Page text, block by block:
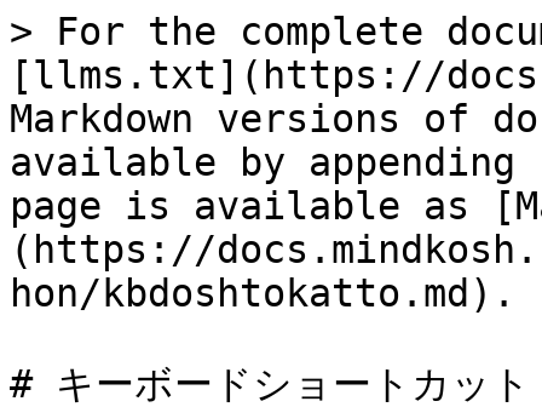
> For the complete
[llms.txt](https://
Markdown versions of
available by
page is available as
(https://
hon/kbdoshtokatto.md).
# キーボードショートカット